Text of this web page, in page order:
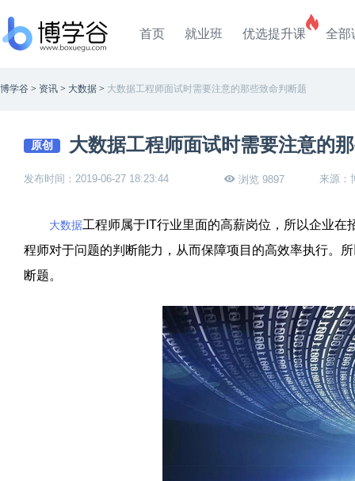
首页 就业班 优选提升课 全部
博学谷 > 资讯 > 大数据 > 大数据工程师面试时需要注意的那些致命判断题
原创 大数据工程师面试时需要注意的
发布时间：2019-06-27 18:23:44 浏览 9897 来源：
大数据工程师属于 IT行业里面的高薪岗位，所以企业在
程师对于问题的判断能力，从而保障项目的高效率执行。
断题。